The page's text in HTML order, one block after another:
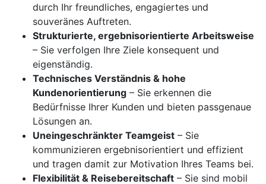
durch Ihr freundliches, engagiertes und
souveränes Auftreten.
Strukturierte, ergebnisorientierte Arbeitsweise
– Sie verfolgen Ihre Ziele konsequent und
eigenständig.
Technisches Verständnis & hohe
Kundenorientierung – Sie erkennen die
Bedürfnisse Ihrer Kunden und bieten passgenaue
Lösungen an.
Uneingeschränkter Teamgeist – Sie
kommunizieren ergebnisorientiert und effizient
und tragen damit zur Motivation Ihres Teams bei.
Flexibilität & Reisebereitschaft – Sie sind mobil